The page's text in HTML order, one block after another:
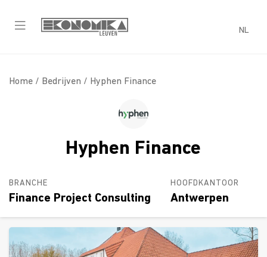
NL
Home / Bedrijven / Hyphen Finance
Hyphen Finance
BRANCHE
Finance Project Consulting
HOOFDKANTOOR
Antwerpen